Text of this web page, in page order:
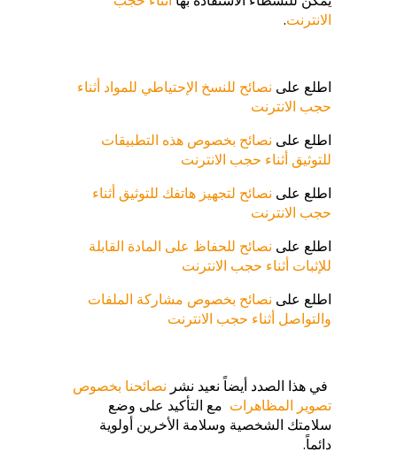
الانترنت.
اطلع على نصائح للنسخ الإحتياطي للمواد أثناء
حجب الانترنت
اطلع على نصائح بخصوص هذه التطبيقات
للتوثيق أثناء حجب الانترنت
اطلع على نصائح لتجهيز هاتفك للتوثيق أثناء
حجب الانترنت
اطلع على نصائح للحفاظ على المادة القابلة
للإثبات أثناء حجب الانترنت
اطلع على نصائح بخصوص مشاركة الملفات
والتواصل أثناء حجب الانترنت
في هذا الصدد أيضاً نعيد نشر نصائحنا بخصوص
تصوير المظاهرات مع التأكيد على وضع
سلامتك الشخصية وسلامة الأخرين أولوية
دائماً.